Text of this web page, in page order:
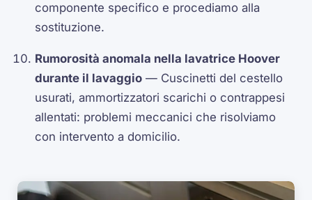
componente specifico e procediamo alla
sostituzione.
Rumorosità anomala nella lavatrice Hoover
durante il lavaggio — Cuscinetti del cestello
usurati, ammortizzatori scarichi o contrappesi
allentati: problemi meccanici che risolviamo
con intervento a domicilio.